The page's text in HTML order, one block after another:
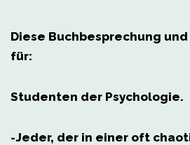
Diese Buchbesprechung
für:
Studenten der Psychologie.
-Jeder, der in einer oft